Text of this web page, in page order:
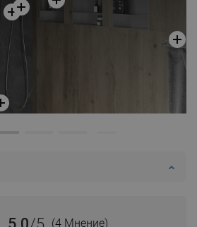
(4 Мнение)